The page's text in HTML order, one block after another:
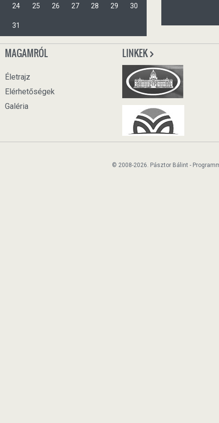
24 25 26 27 28 29 30
31
MAGAMRÓL
Életrajz
Elérhetőségek
Galéria
LINKEK
© 2008-2026. Pásztor Bálint -